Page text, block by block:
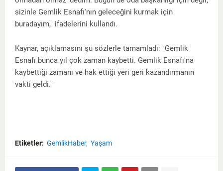
sizinle Gemlik Esnafı'nın geleceğini kurmak için
buradayım," ifadelerini kullandı.
Kaynar, açıklamasını şu sözlerle tamamladı: "Gemlik
Esnafı bunca yıl çok zaman kaybetti. Gemlik Esnafı'na
kaybettiği zamanı ve hak ettiği yeri geri kazandırmanın
vakti geldi."
Etiketler: GemlikHaber Yaşam